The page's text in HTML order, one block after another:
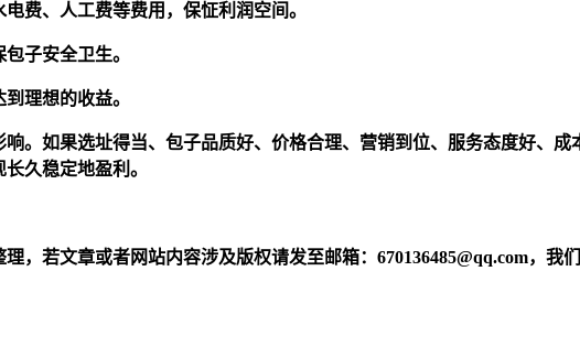
费、人工费等费用，保怔利润空间。
子安全卫生。
理想的收益。
。如果选址得当、包子品质好、价格合理、营销到位、服务态度好、
久稳定地盈利。
，若文章或者网站内容涉及版权请发至邮箱：670136485@qq.com，我